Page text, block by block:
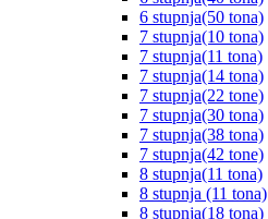
6 stupnja(50 tona)
7 stupnja(10 tona)
7 stupnja(11 tona)
7 stupnja(14 tona)
7 stupnja(22 tone)
7 stupnja(30 tona)
7 stupnja(38 tona)
7 stupnja(42 tone)
8 stupnja(11 tona)
8 stupnja (11 tona)
8 stupnja(18 tona)